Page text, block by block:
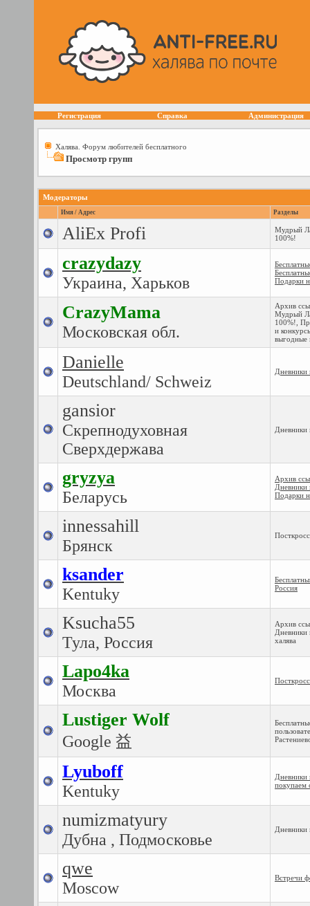
Регистрация Справка Администрация
Халява. Форум любителей бесплатного
Просмотр групп
Модераторы
Имя / Адрес Разделы
AliEx Profi
Мудрый
100%!
crazydazy
Украина, Харьков
Подарки
CrazyMama
Московская обл.
Архив
Мудрый
100%!
и
выгодные
Danielle
Deutschland/ Schweiz
Дневники
gansior
Скрепнодуховная
Сверхдержава
Дневники
gryzya
Беларусь
Архив
Дневники
Подарки
innessahill
Брянск
ksander
Kentuky
Россия
Ksucha55
Тула, Россия
Архив
Дневники
халява
Lapo4ka
Москва
Lustiger Wolf
Google 益
Lyuboff
Kentuky
Дневники
покупаем
numizmatyury
Дубна , Подмосковье
Дневники
qwe
Moscow
Встречи